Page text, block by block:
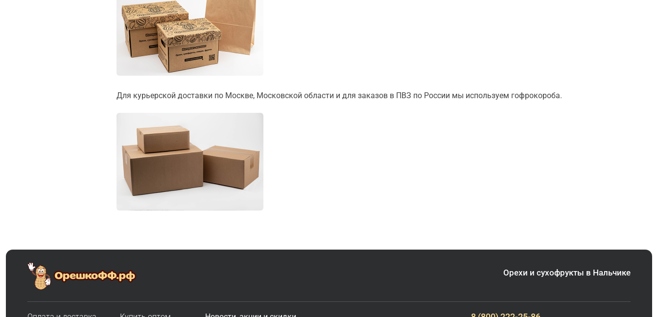
Для курьерской доставки по Москве, Московской области и для заказов в ПВЗ по России мы используем гофрокороба.
Орехи и сухофрукты в Нальчике